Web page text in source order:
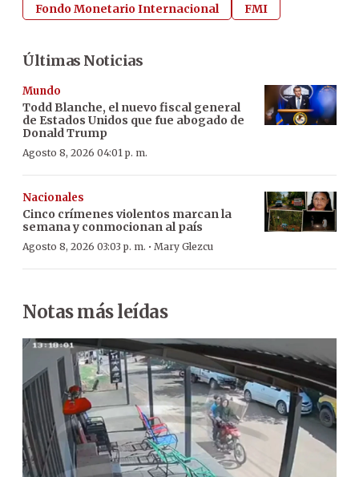
Fondo Monetario Internacional
FMI
Últimas Noticias
Mundo
Todd Blanche, el nuevo fiscal general
de Estados Unidos que fue abogado de
Donald Trump
Agosto 8, 2026 04:01 p. m.
Nacionales
Cinco crímenes violentos marcan la
semana y conmocionan al país
Agosto 8, 2026 03:03 p. m. · Mary Glezcu
Notas más leídas